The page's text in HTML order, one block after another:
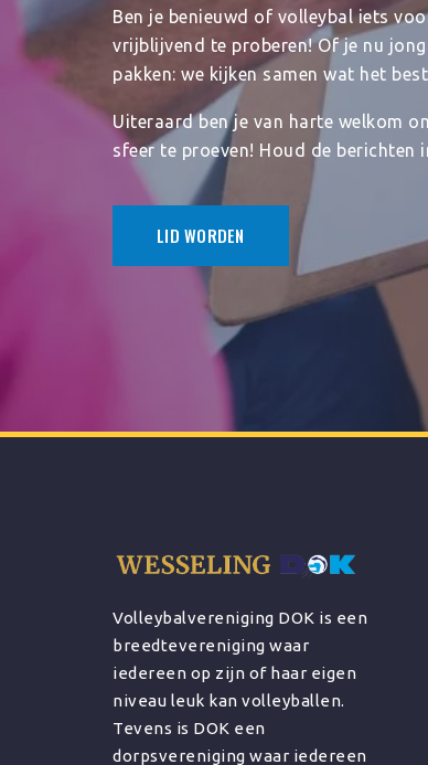
Ben je benieuwd of volleybal iets
vrijblijvend te proberen! Of je nu
pakken: we kijken samen wat het
Uiteraard ben je van harte welkom
sfeer te proeven! Houd de berichten
LID WORDEN
Volleybalvereniging DOK is een
breedtevereniging waar
iedereen op zijn of haar eigen
niveau leuk kan volleyballen.
Tevens is DOK een
dorpsvereniging waar iedereen